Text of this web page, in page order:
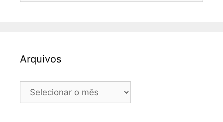
Arquivos
Arquivos